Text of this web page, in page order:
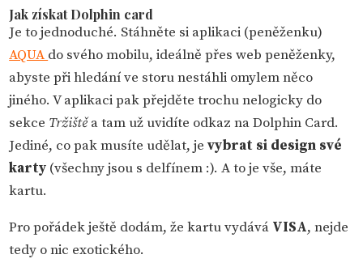
Jak získat Dolphin card
Je to jednoduché. Stáhněte si aplikaci (peněženku)
AQUA do svého mobilu, ideálně přes web peněženky,
abyste při hledání ve storu nestáhli omylem něco
jiného. V aplikaci pak přejděte trochu nelogicky do
sekce Tržištěa tam už uvidíte odkaz na Dolphin Card.
Jediné, co pak musíte udělat, jevybrat si design své
karty (všechny jsou s delfínem :). A to je vše, máte
kartu.
Pro pořádek ještě dodám, že kartu vydává VISA, nejde
tedy o nic exotického.